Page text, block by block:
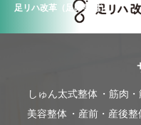
足リハ改革（足の専門）
しゅん太式整体 筋肉
美容整体
産前・産後整